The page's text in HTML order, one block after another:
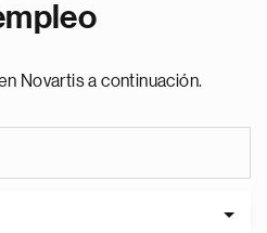
Novartis a continuación.